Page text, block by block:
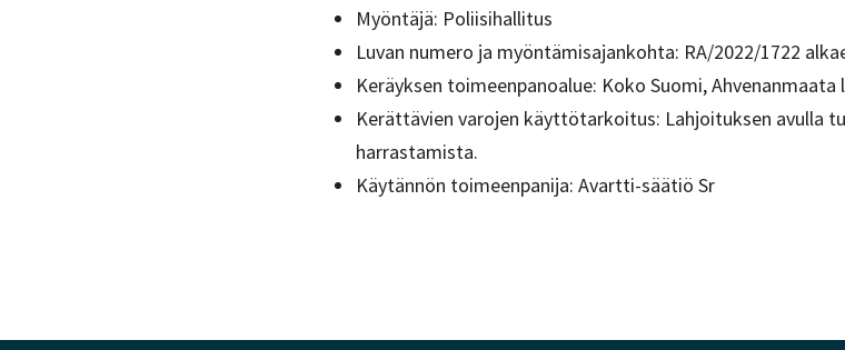
Myöntäjä: Poliisihallitus
Luvan numero ja myöntämisajankohta: RA/2022/1722
Keräyksen toimeenpanoalue: Koko Suomi,
Kerättävien varojen käyttötarkoitus: Lahjoituksen avulla
harrastamista.
Käytännön toimeenpanija: Avartti-säätiö Sr